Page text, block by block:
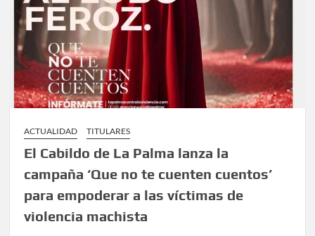
ACTUALIDAD TITULARES
El Cabildo de La Palma lanza la
campaña ‘Que no te cuenten cuentos’
para empoderar a las víctimas de
violencia machista